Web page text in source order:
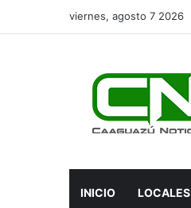
viernes, agosto 7 2026
INICIO LOCALES